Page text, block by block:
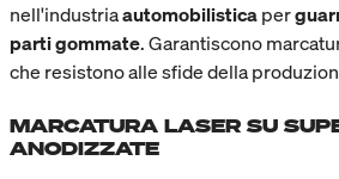
nell'industriaautomobilisticaper
parti gommate. Garantiscono
che resistono alle sfide della
MARCATURA LASER SU
ANODIZZATE